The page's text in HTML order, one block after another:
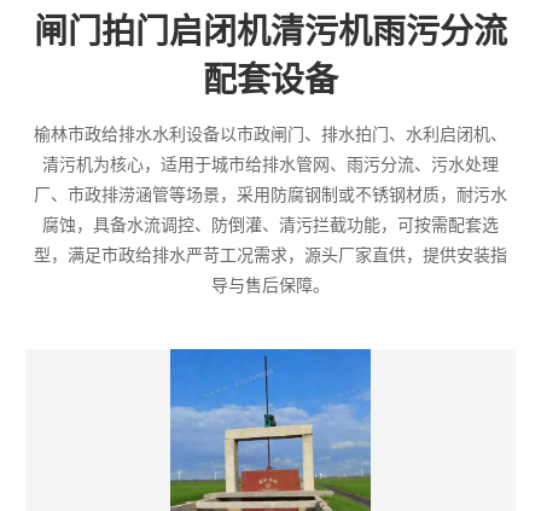
闸门拍门启闭机清污机雨污分流
配套设备
榆林市政给排水水利设备以市政闸门、排水拍门、水利启闭机、
清污机为核心，适用于城市给排水管网、雨污分流、污水处理
厂、市政排涝涵管等场景，采用防腐钢制或不锈钢材质，耐污水
腐蚀，具备水流调控、防倒灌、清污拦截功能，可按需配套选
型，满足市政给排水严苛工况需求，源头厂家直供，提供安装指
导与售后保障。